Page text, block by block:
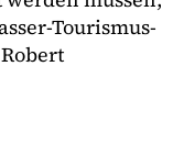
Tourismus-